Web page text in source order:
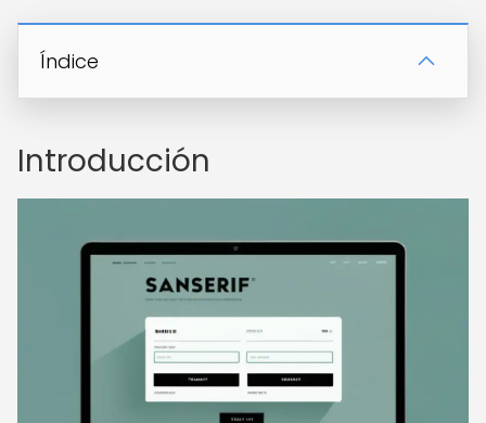
Índice
Introducción